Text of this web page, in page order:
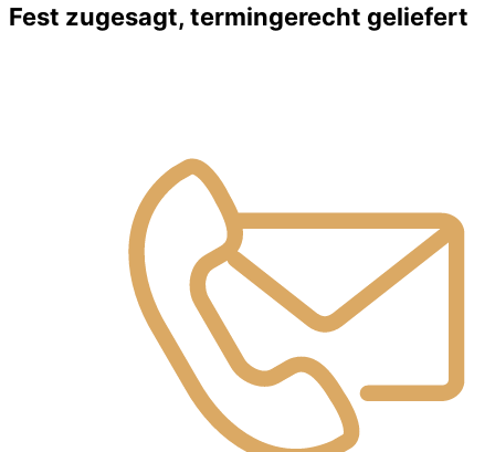
Fest zugesagt, termingerecht geliefert